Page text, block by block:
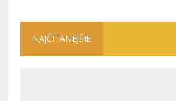
NAJČÍTANEJŠIE